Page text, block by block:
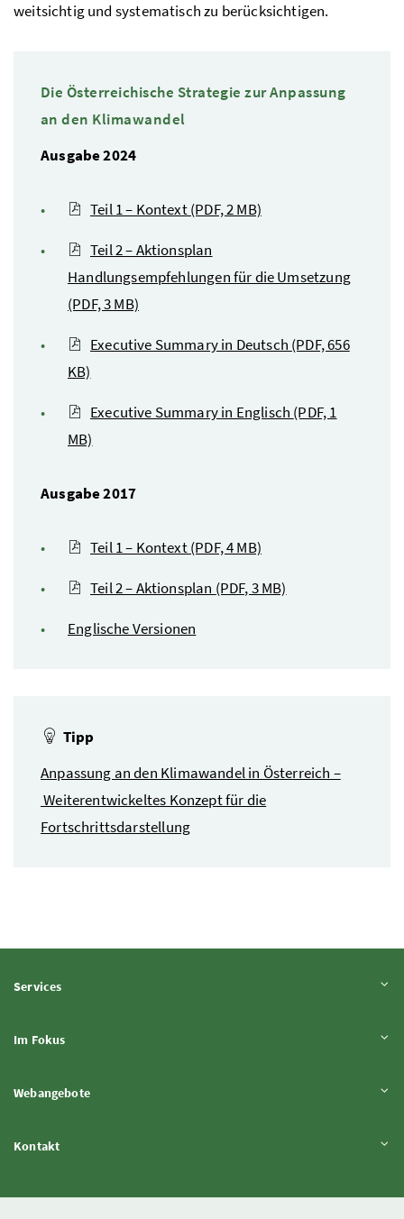
weitsichtig und systematisch zu berücksichtigen.
Die Österreichische Strategie zur Anpassung
an den Klimawandel
Ausgabe 2024
Teil 1 – Kontext(PDF, 2 MB)
Teil 2 – Aktionsplan
Handlungsempfehlungen für die Umsetzung
(PDF, 3 MB)
Executive Summaryin Deutsch (PDF, 656
KB)
Executive Summaryin Englisch (PDF, 1
MB)
Ausgabe 2017
Teil 1 – Kontext(PDF, 4 MB)
Teil 2 – Aktionsplan (PDF, 3 MB)
Englische Versionen
Tipp
Anpassung an den Klimawandel in Österreich –
Weiterentwickeltes Konzept für die
Fortschrittsdarstellung
ServicesInhalt aufklappen
Im FokusInhalt aufklappen
WebangeboteInhalt aufklappen
KontaktInhalt aufklappen